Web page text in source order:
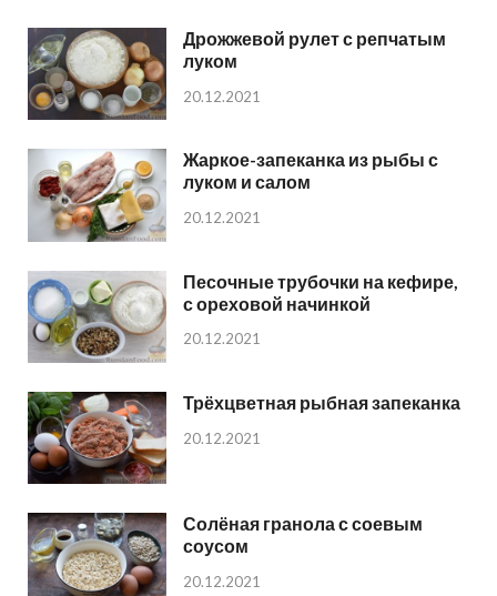
Дрожжевой рулет с репчатым
луком
20.12.2021
Жаркое-запеканка из рыбы с
луком и салом
20.12.2021
Песочные трубочки на кефире,
с ореховой начинкой
20.12.2021
Трёхцветная рыбная запеканка
20.12.2021
Солёная гранола с соевым
соусом
20.12.2021